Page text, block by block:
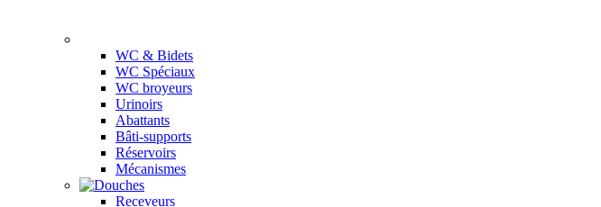
WC & Bidets
WC Spéciaux
WC broyeurs
Urinoirs
Abattants
Bâti-supports
Réservoirs
Mécanismes
Receveurs